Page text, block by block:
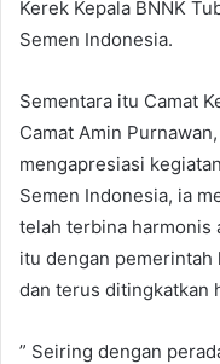
Kerek Kepala BNNK
Semen Indonesia.
Sementara itu Camat
Camat Amin
mengapresiasi
Semen Indonesia, ia
telah terbina harmonis
itu dengan pemerintah
dan terus ditingkatkan
” Seiring dengan